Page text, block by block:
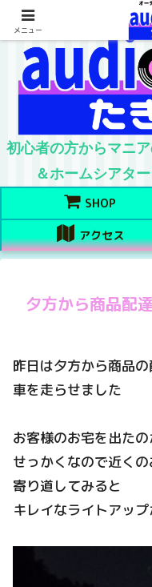
初心者の方からマニ
＆ホームシアタ
SHOP
アクセス
夕方から商品配達
昨日は夕方から商品
車を走らせました
お客様のお宅を出た
せっかくなので近くの
寄り道してみると
キレイなライトアッ
メニュー